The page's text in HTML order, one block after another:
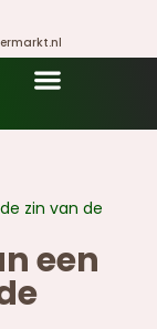
zin van de
een